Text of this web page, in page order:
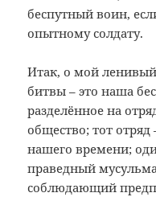
беспутный воин,
опытному солдату.
Итак, о мой
битвы – это наша
разделённое на
общество; тот
нашего времени;
праведный
соблюдающий